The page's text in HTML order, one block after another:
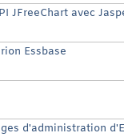
JFreeChart avec
Essbase
d'administration